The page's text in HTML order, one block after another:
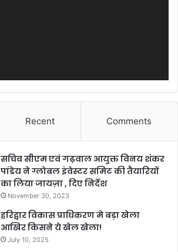
Recent Comments
सचिव सीएम एवं गढ़वाल आयुक्त विनय शंकर
पांडेय ने ग्लोबल इंवेस्टर समिट की तैयारियों
का लिया जायज़ा , दिए निर्देश
November 30, 2023
हरिद्वार विकास प्राधिकरण मे बड़ा खेला
आखिर किसने ये खेल खेला!
July 10, 2025